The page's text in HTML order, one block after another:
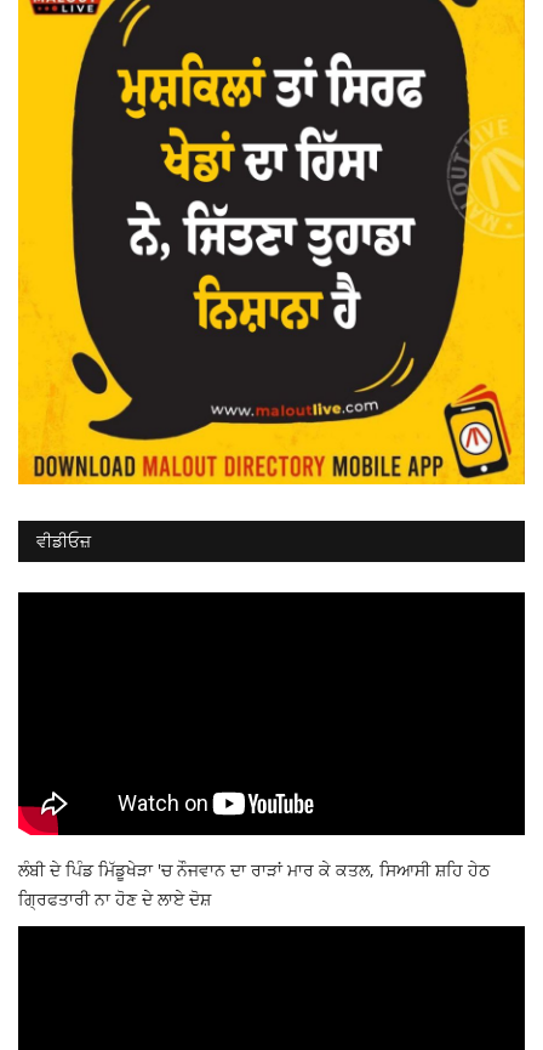
ਵੀਡੀਓਜ਼
ਲੰਬੀ ਦੇ ਪਿੰਡ ਮਿੱਡੂਖੇੜਾ 'ਚ ਨੌਜਵਾਨ ਦਾ ਰਾੜਾਂ ਮਾਰ ਕੇ ਕਤਲ, ਸਿਆਸੀ ਸ਼ਹਿ ਹੇਠ
ਗ੍ਰਿਫਤਾਰੀ ਨਾ ਹੋਣ ਦੇ ਲਾਏ ਦੋਸ਼